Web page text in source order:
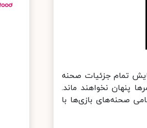
داینامیک رینج 4000:1 قادر به نمایش تمام جزئیات صحنه
نخواهند ماند.
350 نیت است و تمامی صحنه‌های بازی‌ها با